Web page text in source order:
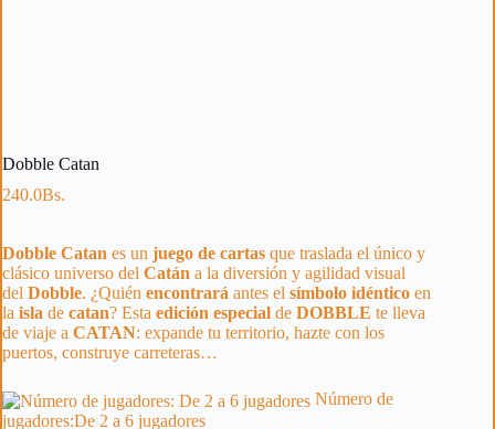
Dobble Catan
240.0Bs.
Dobble Catan es un juego de cartas que traslada el único y
clásico universo del Catán a la diversión y agilidad visual
del Dobble. ¿Quién encontrará antes el símbolo idéntico en
la isla de catan? Esta edición especial de DOBBLE te lleva
de viaje a CATAN: expande tu territorio, hazte con los
puertos, construye carreteras…
Número de
jugadores:De 2 a 6 jugadores